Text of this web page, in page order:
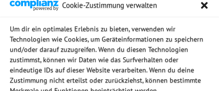
Cookie-Zustimmung verwalten
Um dir ein optimales Erlebnis zu bieten, verwenden wir
Technologien wie Cookies, um Geräteinformationen zu speichern
und/oder darauf zuzugreifen. Wenn du diesen Technologien
zustimmst, können wir Daten wie das Surfverhalten oder
eindeutige IDs auf dieser Website verarbeiten. Wenn du deine
Zustimmung nicht erteilst oder zurückziehst, können bestimmte
Rechtssichere Email-Archivierung
MDaemon Mail- & Groupwareserver
Virtualisierung mit vmWare
Sophos UTM - Mehr als eine Firewall